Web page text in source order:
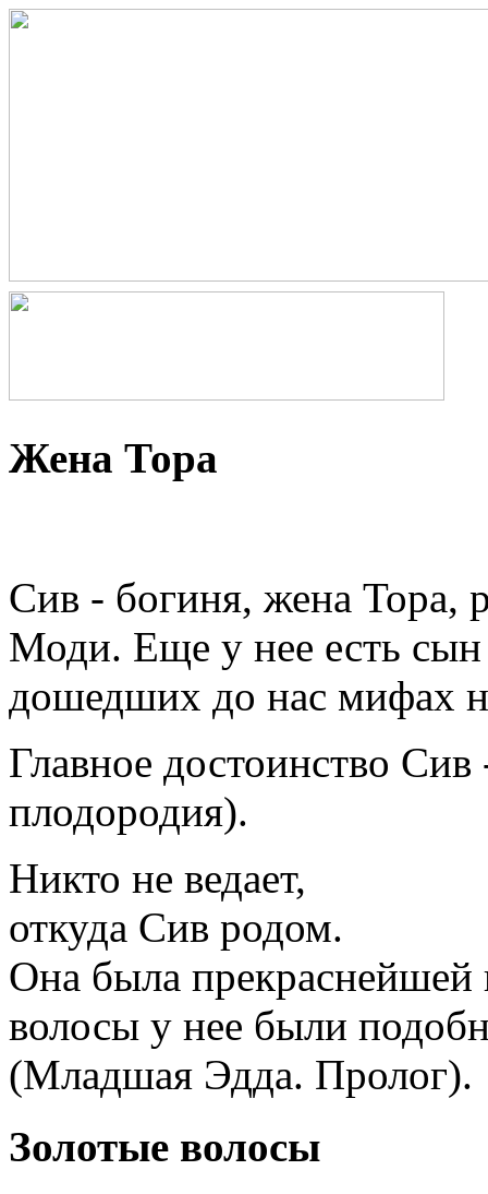
Жена Тора
Сив - богиня, жена Тора,
Моди. Еще у нее есть сын
дошедших до нас мифах
Главное достоинство
плодородия).
Никто не ведает,
откуда Сив родом.
Она была
волосы у нее были
(Младшая Эдда. Пролог).
Золотые волосы